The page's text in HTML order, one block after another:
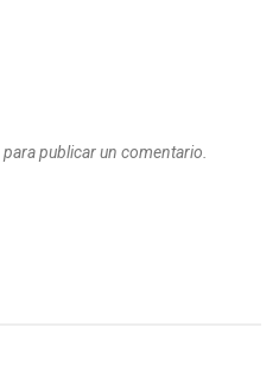
para publicar un comentario.